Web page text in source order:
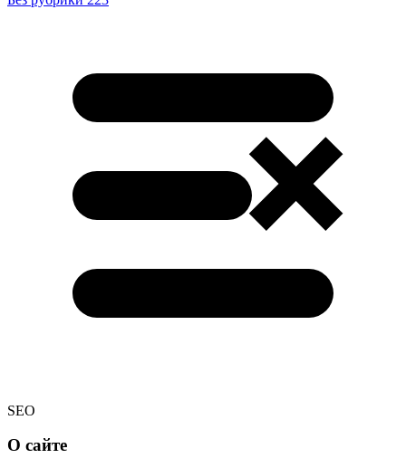
SEO
О сайте